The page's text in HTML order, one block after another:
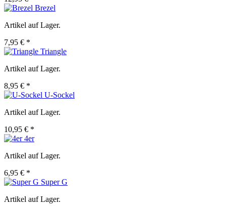
Brezel
Artikel auf Lager.
7,95 € *
Triangle
Artikel auf Lager.
8,95 € *
U-Sockel
Artikel auf Lager.
10,95 € *
4er
Artikel auf Lager.
6,95 € *
Super G
Artikel auf Lager.